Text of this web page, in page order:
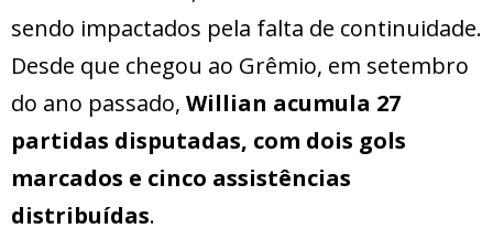
sendo impactados pela falta de continuidade.
Desde que chegou ao Grêmio, em setembro
do ano passado, Willian acumula 27
partidas disputadas, com dois gols
marcados e cinco assistências
distribuídas.